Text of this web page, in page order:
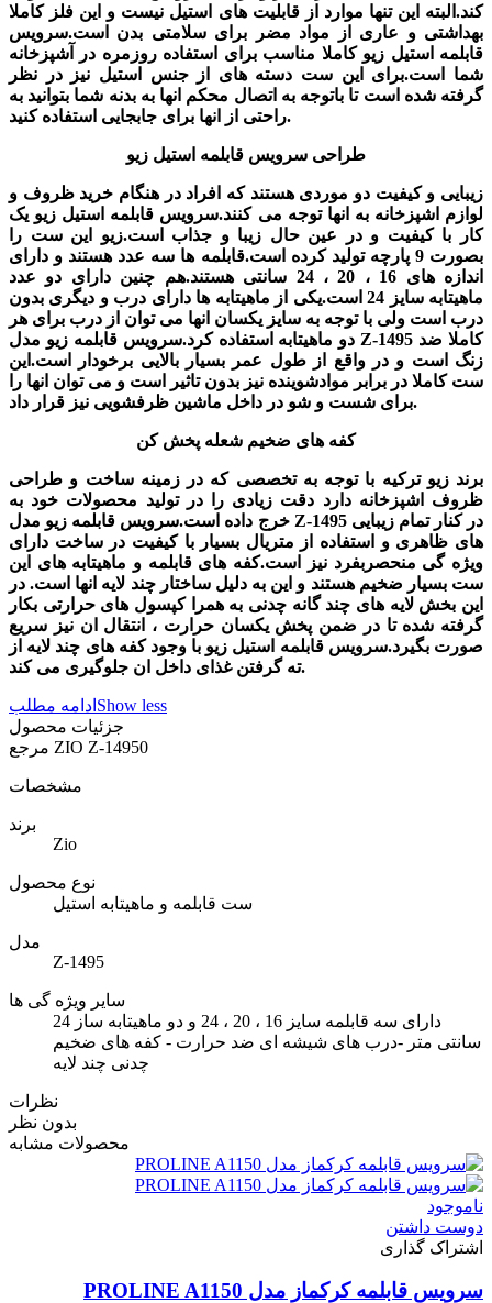
کند.البته این تنها موارد از قابلیت های استیل نیست و این فلز کاملا
بهداشتی و عاری از مواد مضر برای سلامتی بدن است.سرویس
قابلمه استیل زیو کاملا مناسب برای استفاده روزمره در آشپزخانه
شما است.برای این ست دسته های از جنس استیل نیز در نظر
گرفته شده است تا باتوجه به اتصال محکم انها به بدنه شما بتوانید به
راحتی از انها برای جابجایی استفاده کنید.
طراحی سرویس قابلمه استیل زیو
زیبایی و کیفیت دو موردی هستند که افراد در هنگام خرید ظروف و
لوازم اشپزخانه به انها توجه می کنند.سرویس قابلمه استیل زیو یک
کار با کیفیت و در عین حال زیبا و جذاب است.زیو این ست را
بصورت 9 پارچه تولید کرده است.قابلمه ها سه عدد هستند و دارای
اندازه های 16 ، 20 ، 24 سانتی هستند.هم چنین دارای دو عدد
ماهیتابه سایز 24 است.یکی از ماهیتابه ها دارای درب و دیگری بدون
درب است ولی با توجه به سایز یکسان انها می توان از درب برای هر
دو ماهیتابه استفاده کرد.سرویس قابلمه زیو مدل Z-1495 کاملا ضد
زنگ است و در واقع از طول عمر بسیار بالایی برخودار است.این
ست کاملا در برابر موادشوینده نیز بدون تاثیر است و می توان انها را
برای شست و شو در داخل ماشین ظرفشویی نیز قرار داد.
کفه های ضخیم شعله پخش کن
برند زیو ترکیه با توجه به تخصصی که در زمینه ساخت و طراحی
ظروف اشپزخانه دارد دقت زیادی را در تولید محصولات خود به
خرج داده است.سرویس قابلمه زیو مدل Z-1495 در کنار تمام زیبایی
های ظاهری و استفاده از متریال بسیار با کیفیت در ساخت دارای
ویژه گی منحصربفرد نیز است.کفه های قابلمه و ماهیتابه های این
ست بسیار ضخیم هستند و این به دلیل ساختار چند لایه انها است. در
این بخش لایه های چند گانه چدنی به همرا کپسول های حرارتی بکار
گرفته شده تا در ضمن پخش یکسان حرارت ، انتقال ان نیز سریع
صورت بگیرد.سرویس قابلمه استیل زیو با وجود کفه های چند لایه از
ته گرفتن غذای داخل ان جلوگیری می کند.
ادامه مطلب Show less
جزئیات محصول
ZIO Z-14950
مشخصات
برند
Zio
نوع محصول
ست قابلمه و ماهیتابه استیل
مدل
Z-1495
سایر ویژه گی ها
دارای سه قابلمه سایز 16 ، 20 ، 24 و دو ماهیتابه ساز 24
سانتی متر -درب های شیشه ای ضد حرارت - کفه های ضخیم
چدنی چند لایه
نظرات
بدون نظر
محصولات مشابه
ناموجود
دوست داشتن
اشتراک گذاری
سرویس قابلمه کرکماز مدل PROLINE A1150